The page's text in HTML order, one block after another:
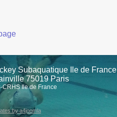
Subaquatique Ile de France
75019 Paris
Ile de France
by a4joomla